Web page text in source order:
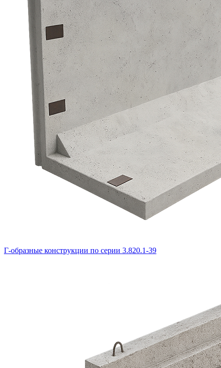
Г-образные конструкции по серии 3.820.1-39